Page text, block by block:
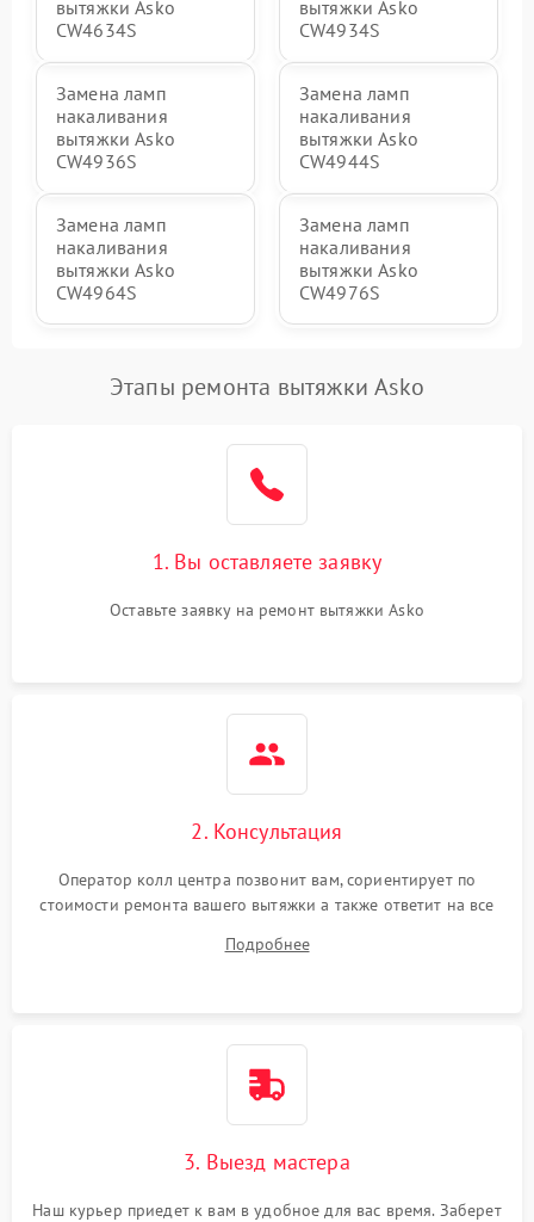
вытяжки Asko
CW4634S
вытяжки Asko
CW4934S
Замена ламп
накаливания
вытяжки Asko
CW4936S
Замена ламп
накаливания
вытяжки Asko
CW4944S
Замена ламп
накаливания
вытяжки Asko
CW4964S
Замена ламп
накаливания
вытяжки Asko
CW4976S
Этапы ремонта вытяжки Asko
1. Вы оставляете заявку
Оставьте заявку на ремонт вытяжки Asko
2. Консультация
Оператор колл центра позвонит вам, сориентирует по
стоимости ремонта вашего вытяжки а также ответит на все
Подробнее
3. Выезд мастера
Наш курьер приедет к вам в удобное для вас время. Заберет